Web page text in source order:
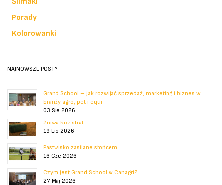
Porady
Kolorowanki
NAJNOWSZE POSTY
Grand School – jak rozwijać sprzedaż, marketing i biznes w
branży agro, pet i equi
03 Sie 2026
Żniwa bez strat
19 Lip 2026
Pastwisko zasilane słońcem
16 Cze 2026
Czym jest Grand School w Canagri?
27 Maj 2026